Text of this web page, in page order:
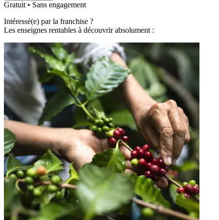
Gratuit • Sans engagement
Intéressé(e) par la franchise ?
Les enseignes rentables à découvrir absolument :